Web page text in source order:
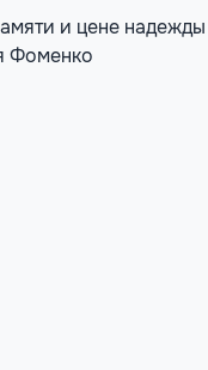
и цене надежды
Фоменко